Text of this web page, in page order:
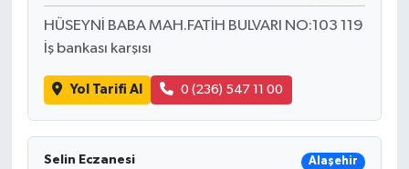
HÜSEYNİ BABA MAH.FATİH BULVARI NO:103 119
İş bankası karşısı
Yol Tarifi Al 0 (236) 547 11 00
Selin Eczanesi Alaşehir